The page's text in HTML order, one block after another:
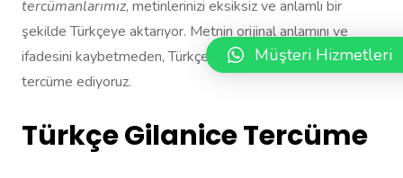
tercümanlarımız, metinlerinizi eksiksiz ve anlamlı bir
şekilde Türkçeye aktarıyor. Metnin orijinal anlamını ve
ifadesini kaybetmeden, Türkçe’ye en uygun şekilde
tercüme ediyoruz.
Türkçe Gilanice Tercüme
Müşteri Hizmetleri